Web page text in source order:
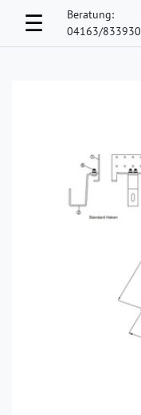
☰
Beratung:
04163/833930